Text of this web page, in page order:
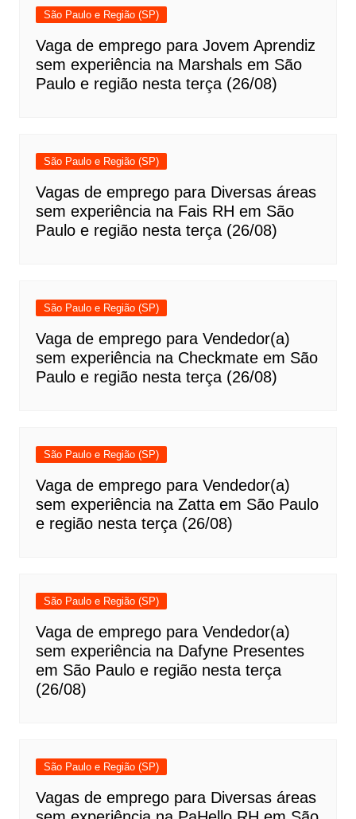
São Paulo e Região (SP)
Vaga de emprego para Jovem Aprendiz
sem experiência na Marshals em São
Paulo e região nesta terça (26/08)
São Paulo e Região (SP)
Vagas de emprego para Diversas áreas
sem experiência na Fais RH em São
Paulo e região nesta terça (26/08)
São Paulo e Região (SP)
Vaga de emprego para Vendedor(a)
sem experiência na Checkmate em São
Paulo e região nesta terça (26/08)
São Paulo e Região (SP)
Vaga de emprego para Vendedor(a)
sem experiência na Zatta em São Paulo
e região nesta terça (26/08)
São Paulo e Região (SP)
Vaga de emprego para Vendedor(a)
sem experiência na Dafyne Presentes
em São Paulo e região nesta terça
(26/08)
São Paulo e Região (SP)
Vagas de emprego para Diversas áreas